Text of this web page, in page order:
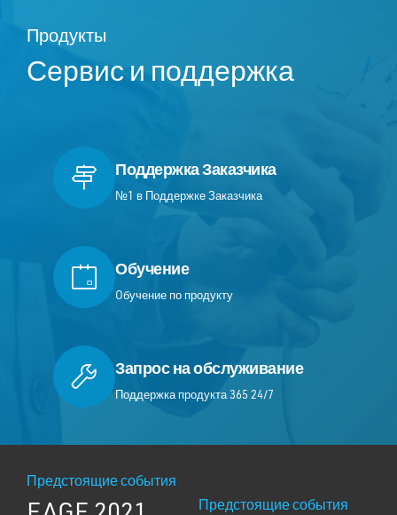
Продукты
Сервис и поддержка
Поддержка Заказчика
№1 в Поддержке Заказчика
Обучение
Oбучение по продукту
Запрос на обслуживание
Поддержка продукта 365 24/7
Предстоящие события
Предстоящие события